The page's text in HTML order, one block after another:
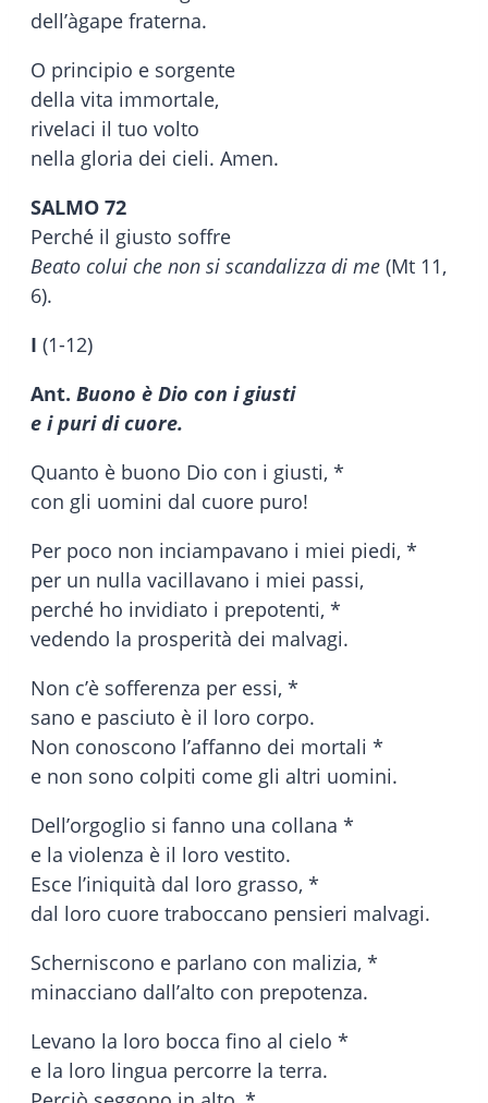
dell’àgape fraterna.
O principio e sorgente
della vita immortale,
rivelaci il tuo volto
nella gloria dei cieli. Amen.
SALMO 72
Perché il giusto soffre
Beato colui che non si scandalizza di me (Mt 11,
6).
I (1-12)
Ant. Buono è Dio con i giusti
e i puri di cuore.
Quanto è buono Dio con i giusti, *
con gli uomini dal cuore puro!
Per poco non inciampavano i miei piedi, *
per un nulla vacillavano i miei passi,
perché ho invidiato i prepotenti, *
vedendo la prosperità dei malvagi.
Non c’è sofferenza per essi, *
sano e pasciuto è il loro corpo.
Non conoscono l’affanno dei mortali *
e non sono colpiti come gli altri uomini.
Dell’orgoglio si fanno una collana *
e la violenza è il loro vestito.
Esce l’iniquità dal loro grasso, *
dal loro cuore traboccano pensieri malvagi.
Scherniscono e parlano con malizia, *
minacciano dall’alto con prepotenza.
Levano la loro bocca fino al cielo *
e la loro lingua percorre la terra.